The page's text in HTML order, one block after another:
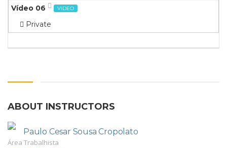
Vídeo 06 VIDEO
Private
ABOUT INSTRUCTORS
Paulo Cesar Sousa Cropolato
Área Trabalhista